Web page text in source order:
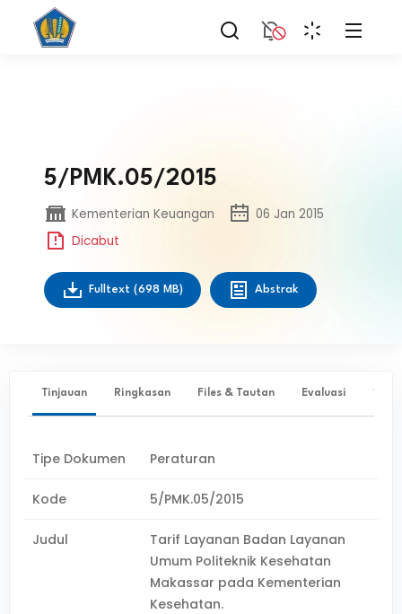
5/PMK.05/2015
Kementerian Keuangan
06 Jan 2015
Dicabut
Fulltext (698 MB) Abstrak
Tinjauan Ringkasan Files & Tautan Evaluasi ✨
Tipe Dokumen Peraturan
Kode 5/PMK.05/2015
Judul
Tarif Layanan Badan Layanan
Umum Politeknik Kesehatan
Makassar pada Kementerian
Kesehatan.